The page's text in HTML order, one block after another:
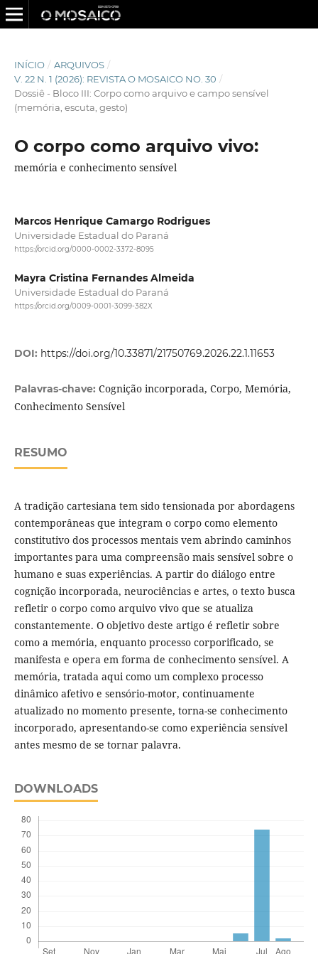
INÍCIO / ARQUIVOS /
V. 22 N. 1 (2026): REVISTA O MOSAICO NO. 30 /
Dossiê - Bloco III: Corpo como arquivo e campo sensível
(memória, escuta, gesto)
O corpo como arquivo vivo:
memória e conhecimento sensível
Marcos Henrique Camargo Rodrigues
Universidade Estadual do Paraná
https://orcid.org/0000-0002-3372-8095
Mayra Cristina Fernandes Almeida
Universidade Estadual do Paraná
https://orcid.org/0009-0001-3099-382X
DOI: https://doi.org/10.33871/21750769.2026.22.1.11653
Palavras-chave: Cognição incorporada, Corpo, Memória,
Conhecimento Sensível
RESUMO
A tradição cartesiana tem sido tensionada por abordagens
contemporâneas que integram o corpo como elemento
constitutivo dos processos mentais vem abrindo caminhos
importantes para uma compreensão mais sensível sobre o
humano e suas experiências. A partir do diálogo entre
cognição incorporada, neurociências e artes, o texto busca
refletir o corpo como arquivo vivo que se atualiza
constantemente. O objetivo deste artigo é refletir sobre
como a memória, enquanto processo corporificado, se
manifesta e opera em forma de conhecimento sensível. A
memória, tratada aqui como um complexo processo
dinâmico afetivo e sensório-motor, continuamente
atualizado no momento presente, torna-se conhecimento
incorporado, apresentando-se como experiência sensível
antes mesmo de se tornar palavra.
DOWNLOADS